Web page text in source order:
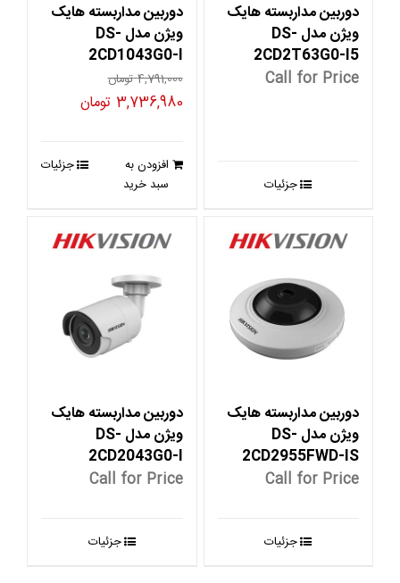
دوربین مداربسته هایک
ویژن مدل DS-
2CD2T63G0-I5
Call for Price
جزئیات
دوربین مداربسته هایک
ویژن مدل DS-
2CD1043G0-I
4,791,000تومان
قیمت
بود.
3,736,980 تومانقیمت
است.
افزودن به
سبد خرید
جزئیات
دوربین مداربسته هایک
ویژن مدل DS-
2CD2955FWD-IS
Call for Price
جزئیات
دوربین مداربسته هایک
ویژن مدل DS-
2CD2043G0-I
Call for Price
جزئیات